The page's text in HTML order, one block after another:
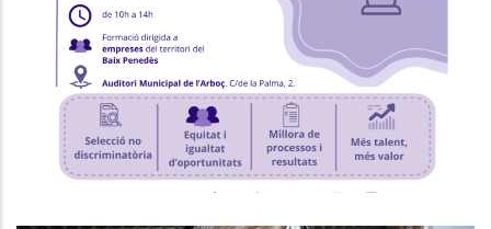
P. econòmica
Baix Penedès Al Dia Amb Núria